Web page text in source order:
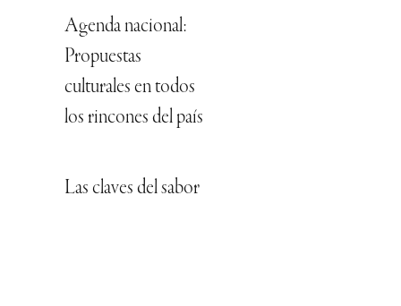
Agenda nacional:
Propuestas
culturales en todos
los rincones del país
Las claves del sabor